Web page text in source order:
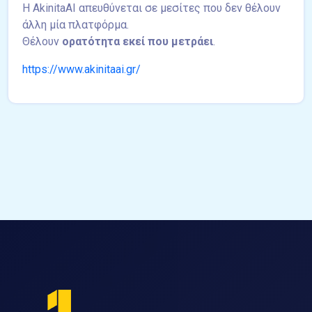
Η AkinitaAI απευθύνεται σε μεσίτες που δεν θέλουν
άλλη μία πλατφόρμα.
Θέλουν ορατότητα εκεί που μετράει
https://www.akinitaai.gr/